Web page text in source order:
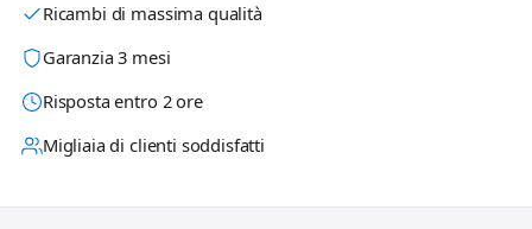
Ricambi di massima qualità
Garanzia 3 mesi
Risposta entro 2 ore
Migliaia di clienti soddisfatti